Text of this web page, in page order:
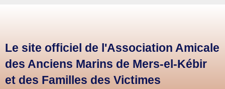
Le site officiel de l'Association Amicale
des Anciens Marins de Mers-el-Kébir
et des Familles des Victimes